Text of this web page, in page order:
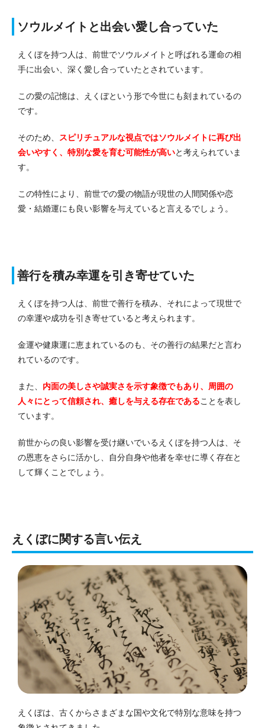
ソウルメイトと出会い愛し合っていた
えくぼを持つ人は、前世でソウルメイトと呼ばれる運命の相
手に出会い、深く愛し合っていたとされています。
この愛の記憶は、えくぼという形で今世にも刻まれているの
です。
そのため、
スピリチュアルな視点ではソウルメイトに再び出
会いやすく、特別な愛を育む可能性が高いと考えられていま
す。
この特性により、前世での愛の物語が現世の人間関係や恋
愛・結婚運にも良い影響を与えていると言えるでしょう。
善行を積み幸運を引き寄せていた
えくぼを持つ人は、前世で善行を積み、それによって現世で
の幸運や成功を引き寄せていると考えられます。
金運や健康運に恵まれているのも、その善行の結果だと言わ
れているのです。
また、 内面の美しさや誠実さを示す象徴でもあり、周囲の
人々にとって信頼され、癒しを与える存在であることを表し
ています。
前世からの良い影響を受け継いでいるえくぼを持つ人は、そ
の恩恵をさらに活かし、自分自身や他者を幸せに導く存在と
して輝くことでしょう。
えくぼに関する言い伝え
えくぼは、古くからさまざまな国や文化で特別な意味を持つ